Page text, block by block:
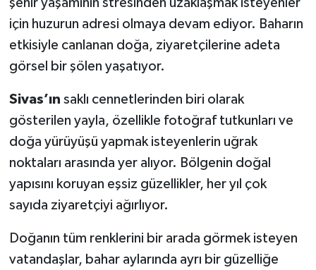
için huzurun adresi olmaya devam ediyor. Baharın
etkisiyle canlanan doğa, ziyaretçilerine adeta
görsel bir şölen yaşatıyor.
Sivas’ın saklı cennetlerinden biri olarak
gösterilen yayla, özellikle fotoğraf tutkunları ve
doğa yürüyüşü yapmak isteyenlerin uğrak
noktaları arasında yer alıyor. Bölgenin doğal
yapısını koruyan eşsiz güzellikler, her yıl çok
sayıda ziyaretçiyi ağırlıyor.
Doğanın tüm renklerini bir arada görmek isteyen
vatandaşlar, bahar aylarında ayrı bir güzelliğe